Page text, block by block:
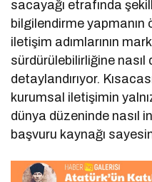
sacayağı etrafında
bilgilendirme yapmanın
iletişim adımlarının
sürdürülebilirliğine nasıl
detaylandırıyor.
kurumsal iletişimin
dünya düzeninde nasıl
başvuru kaynağı